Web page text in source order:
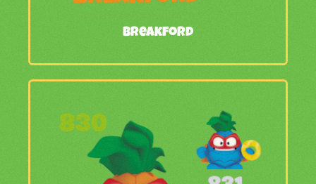
Breakford